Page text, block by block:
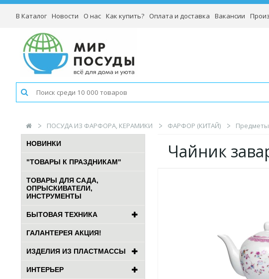
В Каталог Новости О нас Как купить? Оплата и доставка Вакансии
ПОСУДА ИЗ ФАРФОРА, КЕРАМИКИ ФАРФОР (КИТАЙ)
НОВИНКИ
"ТОВАРЫ К ПРАЗДНИКАМ"
ТОВАРЫ ДЛЯ САДА,
ОПРЫСКИВАТЕЛИ,
ИНСТРУМЕНТЫ
БЫТОВАЯ ТЕХНИКА
ГАЛАНТЕРЕЯ АКЦИЯ!
ИЗДЕЛИЯ ИЗ ПЛАСТМАССЫ
ИНТЕРЬЕР
Чайник